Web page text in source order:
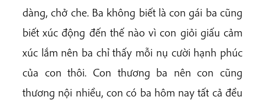
dàng, chở che. Ba không biết là con gái ba cũng
biết xúc động đến thế nào vì con giỏi giấu cảm
xúc lắm nên ba chỉ thấy mỗi nụ cười hạnh phúc
của con thôi. Con thương ba nên con cũng
thương nội nhiều, con có ba hôm nay tất cả đều